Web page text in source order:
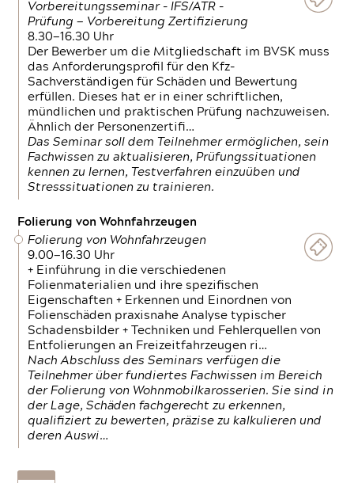
Vorbereitungsseminar - IFS/ATR -
Prüfung — Vorbereitung Zertifizierung
8.30—16.30 Uhr
Der Bewerber um die Mitgliedschaft im BVSK muss
das Anforderungsprofil für den Kfz-
Sachverständigen für Schäden und Bewertung
erfüllen. Dieses hat er in einer schriftlichen,
mündlichen und praktischen Prüfung nachzuweisen.
Ähnlich der Personenzertifi…
Das Seminar soll dem Teilnehmer ermöglichen, sein
Fachwissen zu aktualisieren, Prüfungssituationen
kennen zu lernen, Testverfahren einzuüben und
Stresssituationen zu trainieren.
Folierung von Wohnfahrzeugen
Folierung von Wohnfahrzeugen
9.00—16.30 Uhr
+ Einführung in die verschiedenen
Folienmaterialien und ihre spezifischen
Eigenschaften + Erkennen und Einordnen von
Folienschäden praxisnahe Analyse typischer
Schadensbilder + Techniken und Fehlerquellen von
Entfolierungen an Freizeitfahrzeugen ri…
Nach Abschluss des Seminars verfügen die
Teilnehmer über fundiertes Fachwissen im Bereich
der Folierung von Wohnmobilkarosserien. Sie sind in
der Lage, Schäden fachgerecht zu erkennen,
qualifiziert zu bewerten, präzise zu kalkulieren und
deren Auswi…